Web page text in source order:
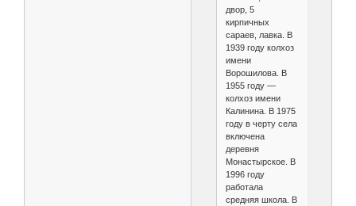
двор, 5
кирпичных
сараев, лавка. В
1939 году колхоз
имени
Ворошилова. В
1955 году —
колхоз имени
Калинина. В 1975
году в черту села
включена
деревня
Монастырское. В
1996 году
работала
средняя школа. В